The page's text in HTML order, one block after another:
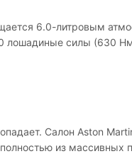
6.0-литровым
лошадиные силы (630
Салон Aston
из массивных